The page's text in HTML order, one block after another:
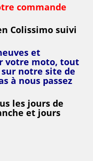
commande
Colissimo suivi
et
votre moto, tout
notre site de
à nous passez
les jours de
et jours